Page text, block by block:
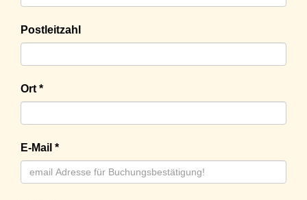
Postleitzahl
Ort *
E-Mail *